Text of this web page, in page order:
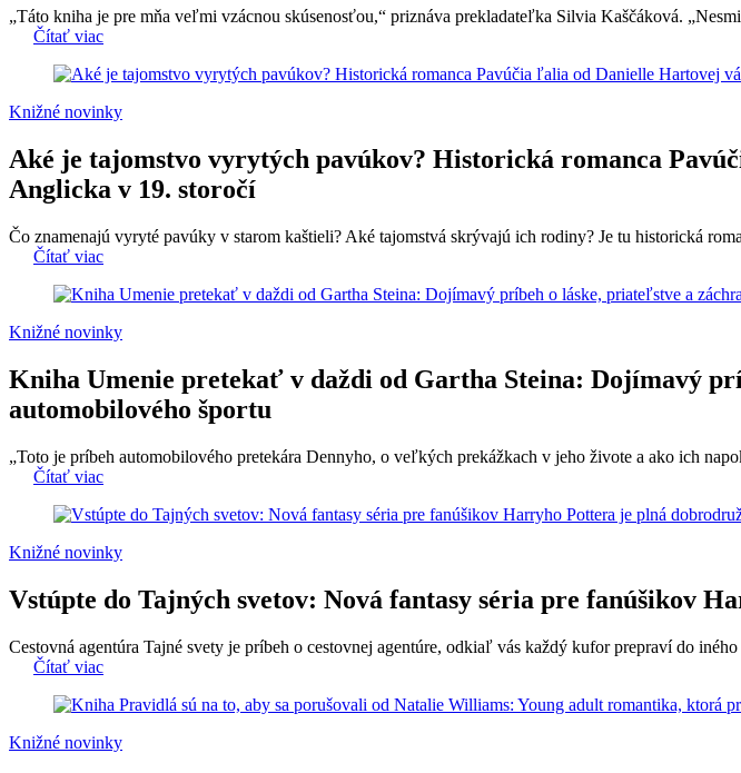
„Táto kniha je pre mňa veľmi vzácnou skúsenosťou,“ priznáva prekladateľka Silvia Kaščáková.
Čítať viac
Knižné novinky
Aké je tajomstvo vyrytých pavúkov? Historická romanca
Anglicka v 19. storočí
Čo znamenajú vyryté pavúky v starom kaštieli? Aké tajomstvá skrývajú ich rodiny? Je tu historická
Čítať viac
Knižné novinky
Kniha Umenie pretekať v daždi od Gartha Steina: Dojímavý
automobilového športu
„Toto je príbeh automobilového pretekára Dennyho, o veľkých prekážkach v jeho živote a ako ich
Čítať viac
Knižné novinky
Vstúpte do Tajných svetov: Nová fantasy séria pre fanúšikov
Cestovná agentúra Tajné svety je príbeh o cestovnej agentúre, odkiaľ vás každý kufor prepraví do
Čítať viac
Knižné novinky